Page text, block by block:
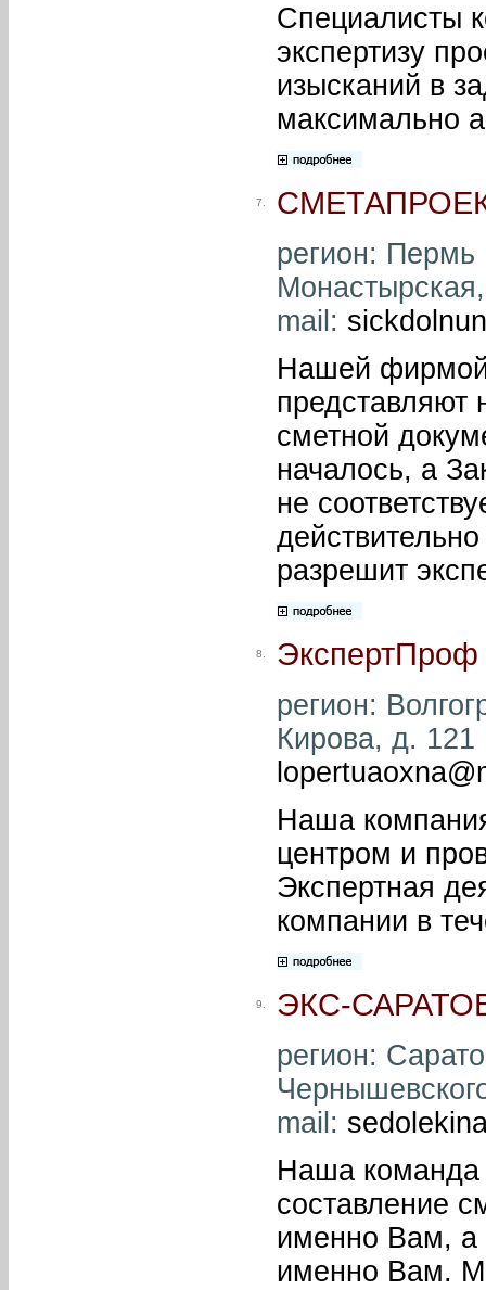
Специалисты
экспертизу
изысканий в
максимально
7.
регион: Пермь
mail:
Нашей фирмой
представляют
сметной
началось, а
не
разрешит
8. ЭкспертПроф
регион:
Кирова, д.
Наша
центром и
Экспертная
компании в
9. ЭКС-
регион:
mail:
Наша команда
составление
именно Вам, а
именно Вам.